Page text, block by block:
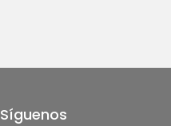
Síguenos